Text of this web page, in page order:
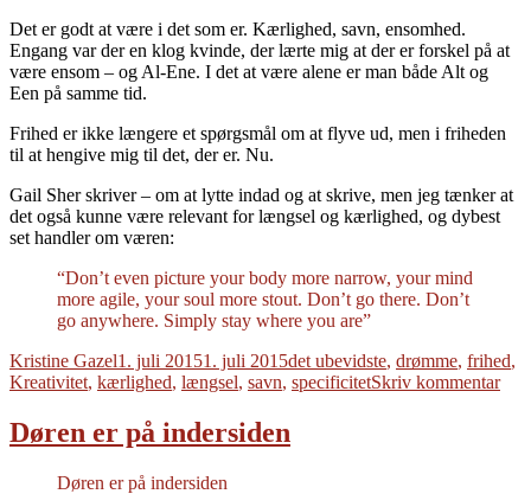
Det er godt at være i det som er. Kærlighed, savn, ensomhed.
Engang var der en klog kvinde, der lærte mig at der er forskel på at
være ensom – og Al-Ene. I det at være alene er man både Alt og
Een på samme tid.
Frihed er ikke længere et spørgsmål om at flyve ud, men i friheden
til at hengive mig til det, der er. Nu.
Gail Sher skriver – om at lytte indad og at skrive, men jeg tænker at
det også kunne være relevant for længsel og kærlighed, og dybest
set handler om væren:
“Don’t even picture your body more narrow, your mind
more agile, your soul more stout. Don’t go there. Don’t
go anywhere. Simply stay where you are”
Forfatter
Kristine GazelUdgivet
1. juli 20151. juli 2015Tags
det ubevidste, drømme, frihed,
Kreativitet, kærlighed, længsel, savn, specificitetSkriv kommentartil
Døren er på indersiden
Døren er på indersiden